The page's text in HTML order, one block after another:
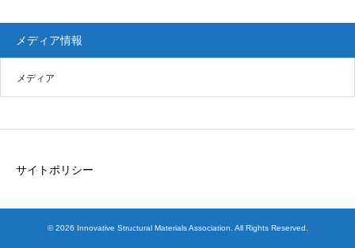
メディア情報
メディア
サイトポリシー
© 2026 Innovative Structural Materials Association. All Rights Reserved.